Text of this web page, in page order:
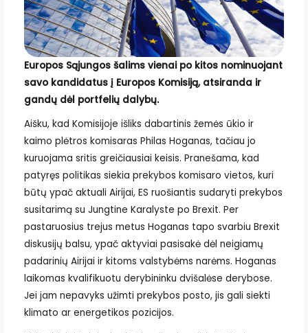
Europos Sąjungos šalims vienai po kitos nominuojant
savo kandidatus į Europos Komisiją, atsiranda ir
gandų dėl portfelių dalybų.
Aišku, kad Komisijoje išliks dabartinis žemės ūkio ir
kaimo plėtros komisaras Philas Hoganas, tačiau jo
kuruojama sritis greičiausiai keisis. Pranešama, kad
patyręs politikas siekia prekybos komisaro vietos, kuri
būtų ypač aktuali Airijai, ES ruošiantis sudaryti prekybos
susitarimą su Jungtine Karalyste po Brexit. Per
pastaruosius trejus metus Hoganas tapo svarbiu Brexit
diskusijų balsu, ypač aktyviai pasisakė dėl neigiamų
padarinių Airijai ir kitoms valstybėms narėms. Hoganas
laikomas kvalifikuotu derybininku dvišalėse derybose.
Jei jam nepavyks užimti prekybos posto, jis gali siekti
klimato ar energetikos pozicijos.